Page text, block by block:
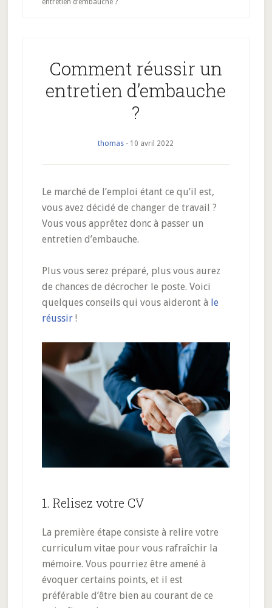
entretien d’embauche ?
Comment réussir un
entretien d’embauche
?
thomas - 10 avril 2022
Le marché de l’emploi étant ce qu’il est,
vous avez décidé de changer de travail ?
Vous vous apprêtez donc à passer un
entretien d’embauche.
Plus vous serez préparé, plus vous aurez
de chances de décrocher le poste. Voici
quelques conseils qui vous aideront à le
réussir!
1. Relisez votre CV
La première étape consiste à relire votre
curriculum vitae pour vous rafraîchir la
mémoire. Vous pourriez être amené à
évoquer certains points, et il est
préférable d’être bien au courant de ce